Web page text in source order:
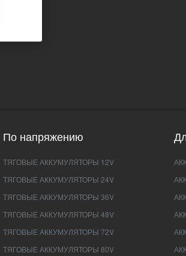
По напряжению
ТЯГОВЫЕ АККУМУЛЯТОРЫ 12V
ТЯГОВЫЕ АККУМУЛЯТОРЫ 24V
ТЯГОВЫЕ АККУМУЛЯТОРЫ 36V
ТЯГОВЫЕ АККУМУЛЯТОРЫ 48V
ТЯГОВЫЕ АККУМУЛЯТОРЫ 72V
ТЯГОВЫЕ АККУМУЛЯТОРЫ 80V